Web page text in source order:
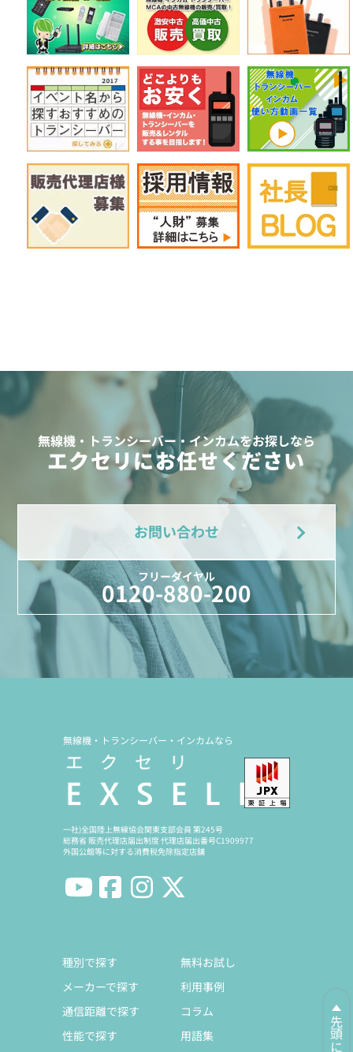
無線機・トランシーバー・インカムをお探しなら
エクセリにお任せください
お問い合わせ
フリーダイヤル
0120-880-200
無線機・トランシーバー・インカムなら
一社)全国陸上無線協会関東支部会員 第245号
総務省 販売代理店届出制度 代理店届出番号C1909977
外国公館等に対する消費税免除指定店舗
種別で探す
メーカーで探す
通信距離で探す
性能で探す
無料お試し
利用事例
コラム
用語集